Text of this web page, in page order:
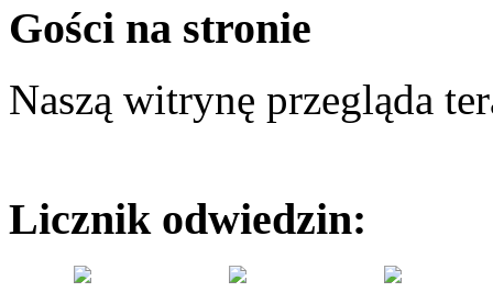
Gości na stronie
Naszą witrynę przegląda
Licznik odwiedzin: